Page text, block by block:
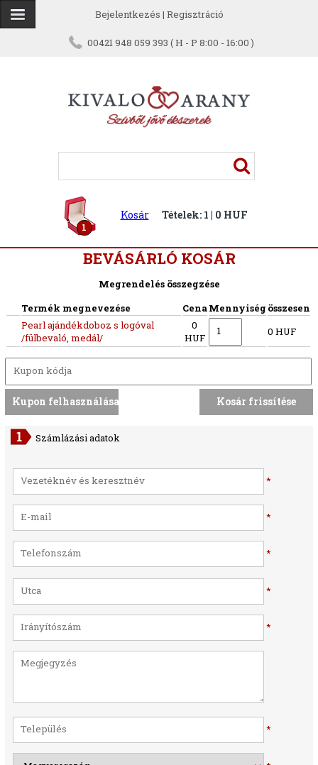
Bejelentkezés | Regisztráció
00421 948 059 393 ( H - P 8:00 - 16:00 )
1
Kosár Tételek: 1 | 0 HUF
BEVÁSÁRLÓ KOSÁR
Megrendelés összegzése
Termék megnevezése
CenaMennyiség összesen
Pearl ajándékdoboz s logóval
/fülbevaló, medál/
0
HUF
0 HUF
Számlázási adatok
*
*
*
*
*
*